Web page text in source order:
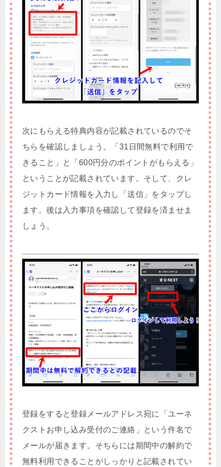
次にもらえる特典内容が記載されているのでそ
ちらを確認しましょう。「31日間無料で利用で
きること」と「600円分のポイントがもらえる」
ということが記載されています。そして、クレ
ジットカード情報を入力し「送信」をタップし
ます。後は入力事項を確認して登録を済ませま
しょう。
登録をすると登録メールアドレス宛に「ユーネ
クストお申し込み受付のご連絡」という件名で
メールが届きます。そちらには期間中の解約で
無料利用できることがしっかりと記載されてい